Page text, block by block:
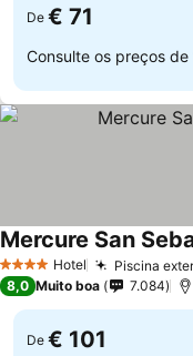
De € 71
Consulte os preços de
4 EstrelasHotel Piscina
Mercure San
8,0 Muito boa 7.084
De € 101